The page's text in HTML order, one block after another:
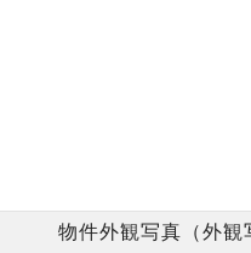
物件外観写真（外観